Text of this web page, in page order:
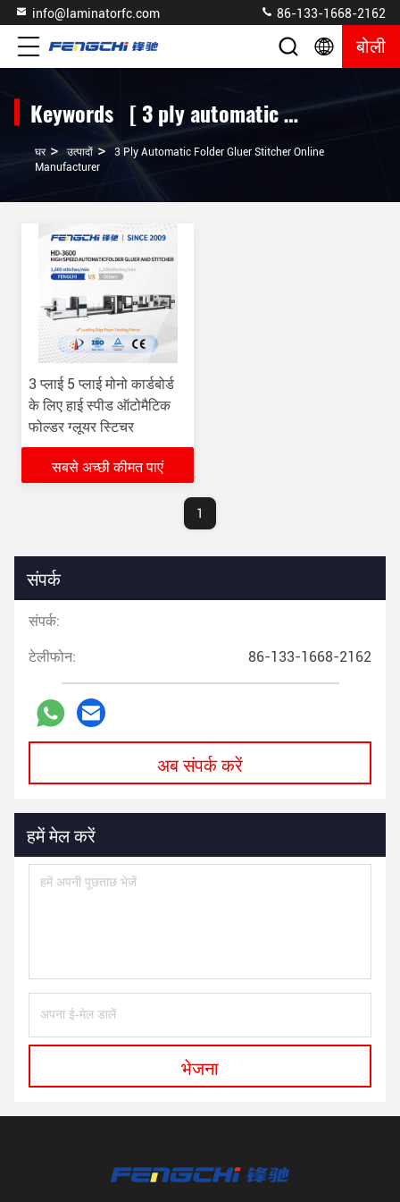
info@laminatorfc.com 86-133-1668-2162
बोली
Keywords [ 3 ply automatic folder gluer stitcher ] Match 1 उत्पादों
घर > उत्पादों >
3 Ply Automatic Folder Gluer Stitcher Online
Manufacturer
3 प्लाई 5 प्लाई मोनो कार्डबोर्ड
के लिए हाई स्पीड ऑटोमैटिक
फोल्डर ग्लूयर स्टिचर
सबसे अच्छी कीमत पाएं
1
संपर्क
संपर्क:
टेलीफोन: 86-133-1668-2162
अब संपर्क करें
हमें मेल करें
भेजना